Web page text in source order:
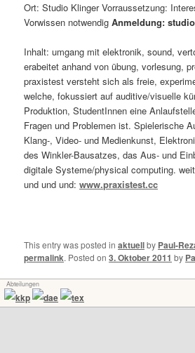
Ort: Studio Klinger Vorraussetzung:
Vorwissen notwendigAnmeldung:
Inhalt: umgang mit elektronik, sound,
erabeitet anhand von übung, vorlesung,
praxistest versteht sich als freie,
welche, fokussiert auf auditive/visuelle
Produktion, StudentInnen eine
Fragen und Problemen ist. Spielerische
Klang-, Video- und Medienkunst,
des Winkler-Bausatzes, das Aus- und
digitale Systeme/physical computing.
und und und:www.praxistest.cc
This entry was posted inaktuellby Paul-
permalink. Posted on3. Oktober 2011 by
Abteilungen